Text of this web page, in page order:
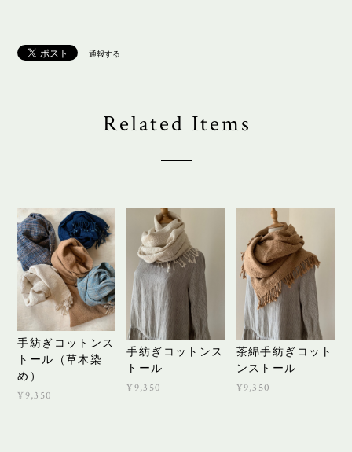
通報する
Related Items
手紡ぎコットンス
トール（草木染
め）
¥9,350
手紡ぎコットンス
トール
¥9,350
茶綿手紡ぎコット
ンストール
¥9,350